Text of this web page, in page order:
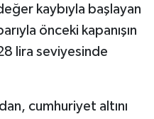
kaybıyla başlayan
önceki kapanışın
lira seviyesinde
cumhuriyet altını